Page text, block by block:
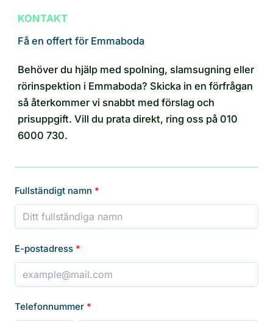
KONTAKT
Få en offert för Emmaboda
Behöver du hjälp med spolning, slamsugning eller
rörinspektion i Emmaboda? Skicka in en förfrågan
så återkommer vi snabbt med förslag och
prisuppgift. Vill du prata direkt, ring oss på 010
6000 730.
Fullständigt namn
E-postadress
Telefonnummer